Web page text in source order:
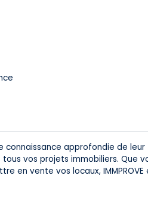
connaissance approfondie de leur
vos projets immobiliers. Que
en vente vos locaux, IMMPROVE